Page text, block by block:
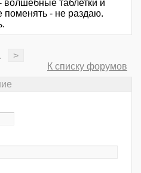
таблетки и
поменять - не раздаю.
>
К списку форумов